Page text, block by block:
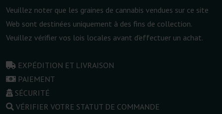
Veuillez noter que les graines de cannabis vendues sur ce site
Web sont destinées uniquement à des fins de collection.
Veuillez vérifier vos lois locales avant d'effectuer un achat.
EXPÉDITION ET LIVRAISON
PAIEMENT
SÉCURITÉ
VÉRIFIER VOTRE STATUT DE COMMANDE